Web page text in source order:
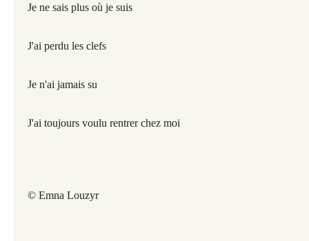
Je ne sais plus où je suis
J'ai perdu les clefs
Je n'ai jamais su
J'ai toujours voulu rentrer chez moi
© Emna Louzyr